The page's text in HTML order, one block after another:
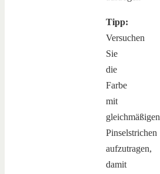
Tipp:
Versuchen
Sie
die
Farbe
mit
gleichmäßigen
Pinselstrichen
aufzutragen,
damit